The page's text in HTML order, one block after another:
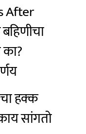
After
हक्क
सांगतो